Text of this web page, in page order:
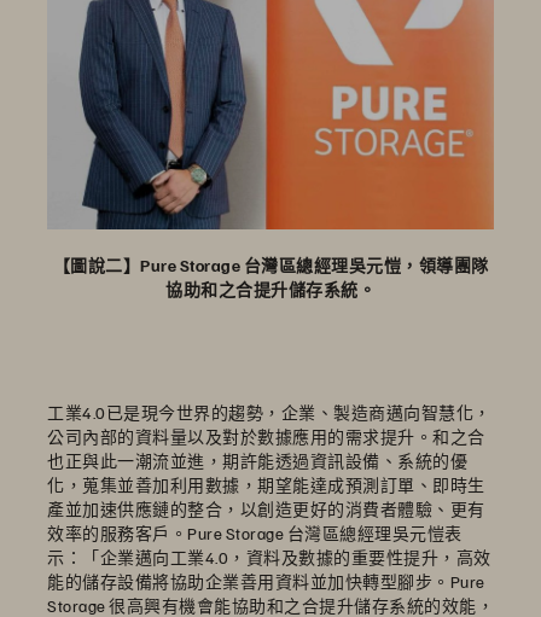
【圖說二】Pure Storage 台灣區總經理吳元愷，領導團隊
協助和之合提升儲存系統。
工業4.0已是現今世界的趨勢，企業、製造商邁向智慧化，
公司內部的資料量以及對於數據應用的需求提升。和之合
也正與此一潮流並進，期許能透過資訊設備、系統的優
化，蒐集並善加利用數據，期望能達成預測訂單、即時生
產並加速供應鏈的整合，以創造更好的消費者體驗、更有
效率的服務客戶。Pure Storage 台灣區總經理吳元愷表
示：「企業邁向工業4.0，資料及數據的重要性提升，高效
能的儲存設備將協助企業善用資料並加快轉型腳步。Pure
Storage 很高興有機會能協助和之合提升儲存系統的效能，